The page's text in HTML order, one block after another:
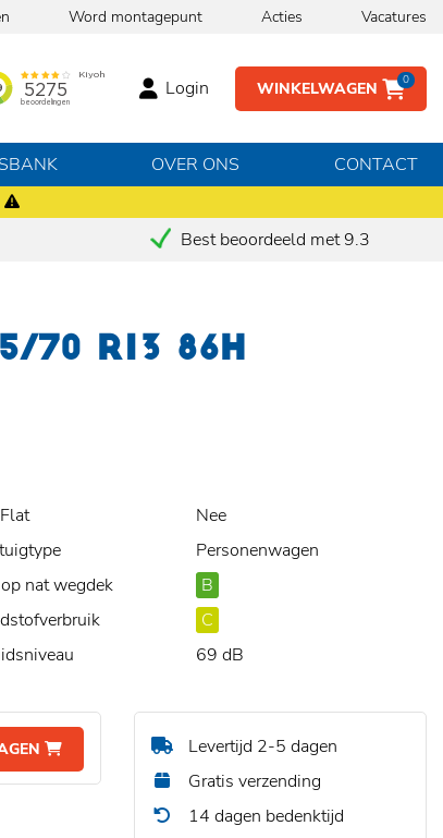
Word montagepunt Acties Vacatures
WINKELWAGEN 0
Login
OVER ONS CONTACT
Best beoordeeld met 9.3
70 R13 86H
Nee
Personenwagen
nat wegdek
B
C
69 dB
Levertijd 2-5 dagen
Gratis verzending
14 dagen bedenktijd